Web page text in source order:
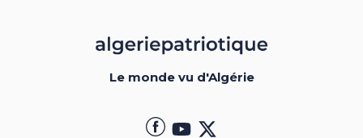
Le monde vu d'Algérie